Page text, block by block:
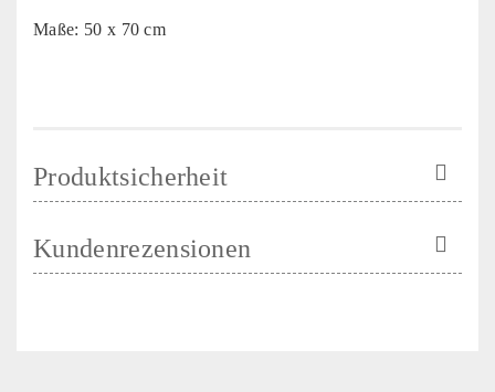
Maße: 50 x 70 cm
Produktsicherheit
Kundenrezensionen